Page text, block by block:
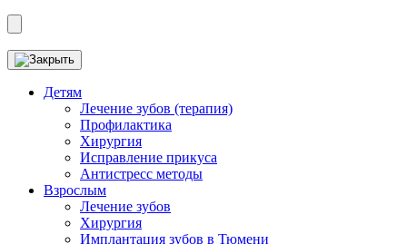
Детям
Лечение зубов (терапия)
Профилактика
Хирургия
Исправление прикуса
Антистресс методы
Взрослым
Лечение зубов
Хирургия
Имплантация зубов в Тюмени